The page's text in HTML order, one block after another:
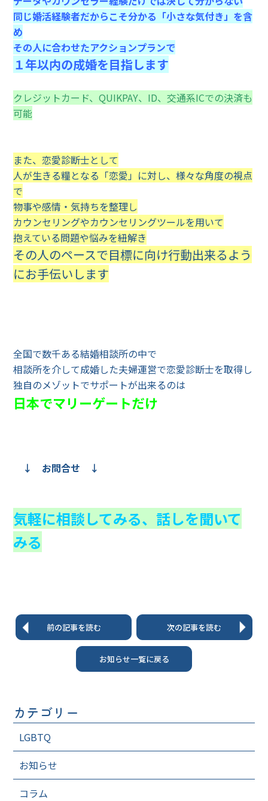
同じ婚活経験者だからこそ分かる「小さな気付き」を含
め
その人に合わせたアクションプランで
１年以内の成婚を目指します
クレジットカード、QUIKPAY、ID、交通系ICでの決済も
可能
また、 恋愛診断士として
人が生きる糧となる「恋愛」に対し、様々な角度の視点
で
物事や感情・気持ちを整理し
カウンセリングやカウンセリングツールを用いて
抱えている問題や悩みを紐解き
その人のペースで目標に向け行動出来るよう
にお手伝いします
全国で数千ある結婚相談所の中で
相談所を介して成婚した夫婦運営で恋愛診断士を取得し
独自のメゾットでサポートが出来るのは
日本でマリーゲートだけ
↓ お問合せ ↓
気軽に相談してみる、話しを聞いて
みる
前の記事を読む
お知らせ一覧に戻る
次の記事を読む
カテゴリー
LGBTQ
お知らせ
コラム